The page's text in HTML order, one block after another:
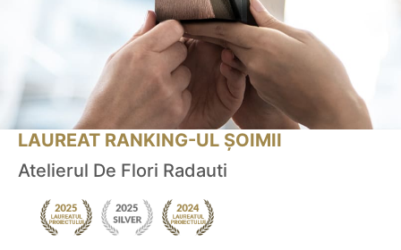
LAUREAT RANKING-UL ȘOIMII
Atelierul De Flori Radauti